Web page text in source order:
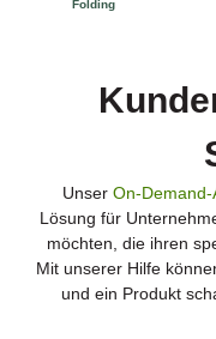
Folding
Unser On-
Lösung für
möchten, die ihren
Mit unserer Hilfe
und ein Produkt